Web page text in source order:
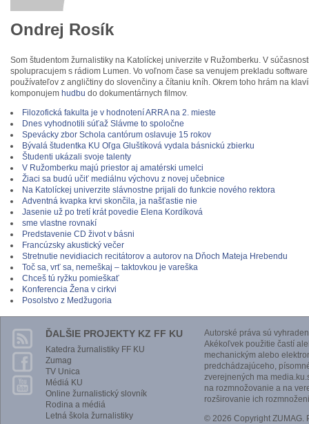
Ondrej Rosík
Som študentom žurnalistiky na Katolíckej univerzite v Ružomberku. V
spolupracujem s rádiom Lumen. Vo voľnom čase sa venujem prekladu
používateľov z angličtiny do slovenčiny a čítaniu kníh. Okrem toho hrám na
komponujem hudbu do dokumentárnych filmov.
Filozofická fakulta je v hodnotení ARRA na 2. mieste
Dnes vyhodnotili súťaž Slávme to spoločne
Spevácky zbor Schola cantórum oslavuje 15 rokov
Bývalá študentka KU Oľga Gluštíková vydala básnickú zbierku
Študenti ukázali svoje talenty
V Ružomberku majú priestor aj amatérski umelci
Žiaci sa budú učiť mediálnu výchovu z novej učebnice
Na Katolíckej univerzite slávnostne prijali do funkcie nového rektora
Adventná kvapka krvi skončila, ja našťastie nie
Jasenie už po tretí krát povedie Elena Kordíková
sme vlastne rovnakí
Predstavenie CD život v básni
Francúzsky akustický večer
Stretnutie nevidiacich recitátorov a autorov na Dňoch Mateja Hrebendu
Toč sa, vrť sa, nemeškaj – taktovkou je vareška
Chceš tú ryžku pomieškať
Konferencia Žena v cirkvi
Posolstvo z Medžugoria
ĎALŠIE PROJEKTY KZ FF KU
Katedra žurnalistiky FF KU
Zumag
TV Unica
Médiá KU
Online žurnalistický slovník
Rodina a médiá
Letná škola žurnalistiky
Autorské práva sú
Akékoľvek použitie častí
mechanickým alebo
predchádzajúceho,
zverejnených ma
na rozmnožovanie a na
rozširovanie ich
© 2026 Copyright ZUMAG.